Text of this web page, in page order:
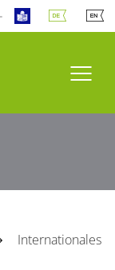
Internationales